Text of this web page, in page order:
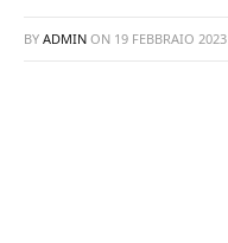
BY ADMIN ON 19 FEBBRAIO 2023